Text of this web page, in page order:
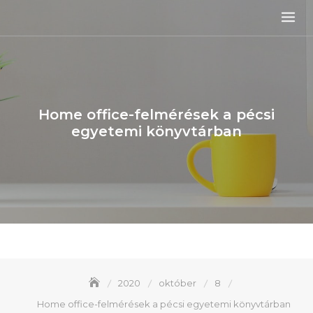
content
Home office-felmérések a pécsi
egyetemi könyvtárban
2020 október
8
Home office-felmérések a pécsi egyetemi könyvtárban